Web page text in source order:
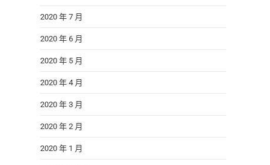
2020 年 7 月
2020 年 6 月
2020 年 5 月
2020 年 4 月
2020 年 3 月
2020 年 2 月
2020 年 1 月